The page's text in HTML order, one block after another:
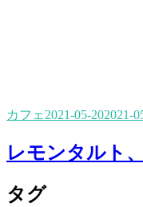
カフェ 2021-05-202021-
レモンタルト
タグ